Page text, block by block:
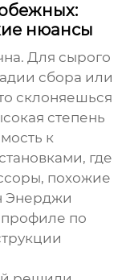
нюансы
Для сырого
сбора или
склоняешься
степень
к
где
похожие
Энерджи
профиле по